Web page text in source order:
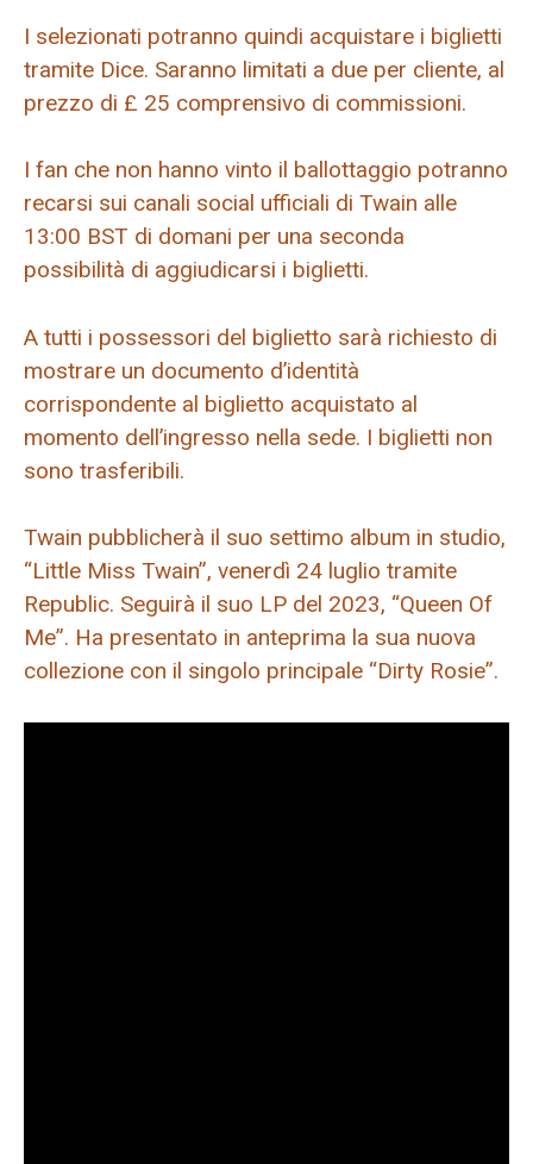
I selezionati potranno quindi acquistare i biglietti
tramite Dice. Saranno limitati a due per cliente, al
prezzo di £ 25 comprensivo di commissioni.
I fan che non hanno vinto il ballottaggio potranno
recarsi sui canali social ufficiali di Twain alle
13:00 BST di domani per una seconda
possibilità di aggiudicarsi i biglietti.
A tutti i possessori del biglietto sarà richiesto di
mostrare un documento d’identità
corrispondente al biglietto acquistato al
momento dell’ingresso nella sede. I biglietti non
sono trasferibili.
Twain pubblicherà il suo settimo album in studio,
“Little Miss Twain”, venerdì 24 luglio tramite
Republic. Seguirà il suo LP del 2023, “Queen Of
Me”. Ha presentato in anteprima la sua nuova
collezione con il singolo principale “Dirty Rosie”.